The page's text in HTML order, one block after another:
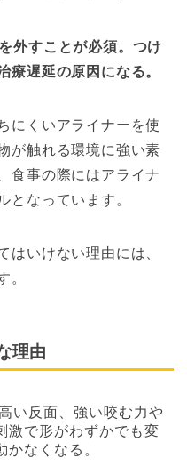
外すことが必須。つけ
療遅延の原因になる。
にくいアライナーを使
が触れる環境に強い素
食事の際にはアライナ
となっています。
はいけない理由には、
。
理由
い反面、強い咬む力や
激で形がわずかでも変
なくなる。